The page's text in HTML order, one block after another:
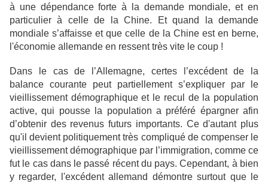
à une dépendance forte à la demande mondiale, et en
particulier à celle de la Chine. Et quand la demande
mondiale s’affaisse et que celle de la Chine est en berne,
l'économie allemande en ressent très vite le coup !
Dans le cas de l’Allemagne, certes l’excédent de la
balance courante peut partiellement s’expliquer par le
vieillissement démographique et le recul de la population
active, qui pousse la population a préféré épargner afin
d’obtenir des revenus futurs importants. Ce d'autant plus
qu'il devient politiquement très compliqué de compenser le
vieillissement démographique par l’immigration, comme ce
fut le cas dans le passé récent du pays. Cependant, à bien
y regarder, l'excédent allemand démontre surtout que le